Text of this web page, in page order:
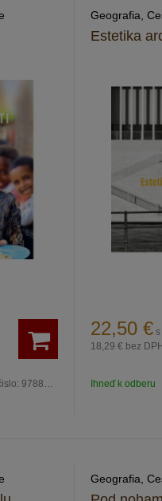
9788081616761
Geografia,
Estetika
22,50 € s
18,29 € bez DPH
Ihneď k odberu
Geografia,